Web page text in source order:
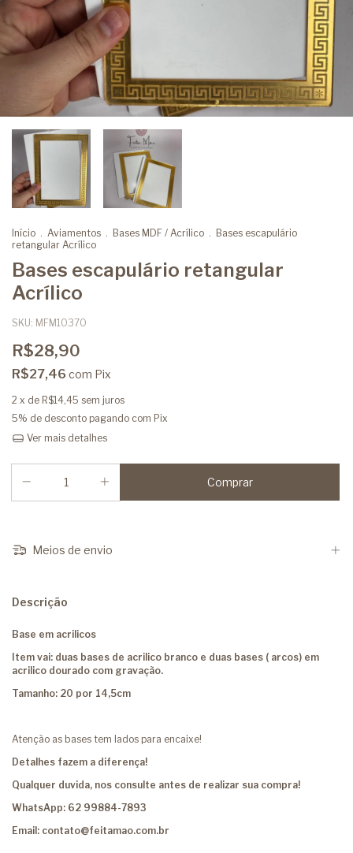
Início . Aviamentos . Bases MDF / Acrílico . Bases escapulário
retangular Acrílico
Bases escapulário retangular
Acrílico
SKU: MFM10370
R$28,90
R$27,46 com Pix
2 x de R$14,45 sem juros
5% de desconto pagando com Pix
Ver mais detalhes
Meios de envio
Descrição
Base em acrilicos
Item vai: duas bases de acrilico branco e duas bases ( arcos) em
acrilico dourado com gravação.
Tamanho: 20 por 14,5cm
Atenção as bases tem lados para encaixe!
Detalhes fazem a diferença!
Qualquer duvida, nos consulte antes de realizar sua compra!
WhatsApp: 62 99884-7893
Email: contato@feitamao.com.br